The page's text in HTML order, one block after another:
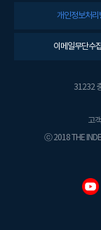
개인정보처리
이메일무단수
31232
고
ⓒ 2018 THE